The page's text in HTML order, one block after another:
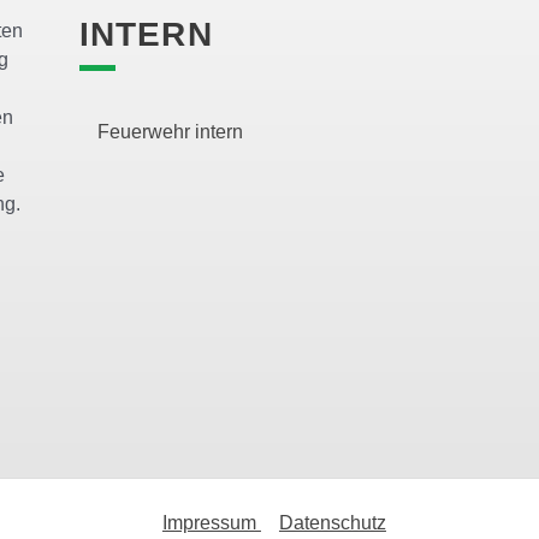
INTERN
Feuerwehr intern
Impressum Datenschutz